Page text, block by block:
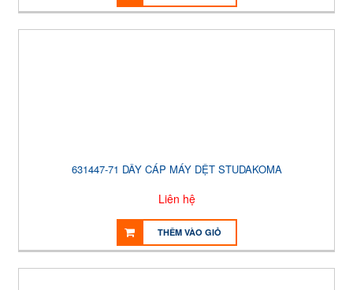
631447-71 DÂY CÁP MÁY DỆT STUDAKOMA
Liên hệ
THÊM VÀO GIỎ